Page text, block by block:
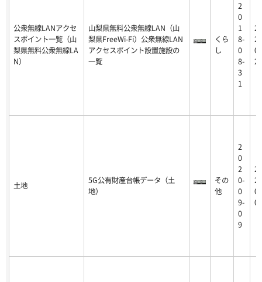
公衆無線LANアクセ
スポイント一覧（山
梨県無料公衆無線LA
N）
山梨県無料公衆無線LAN（山
梨県FreeWi-Fi）公衆無線LAN
アクセスポイント設置施設の
一覧
くら
し
2
0
1
8-
0
8-
3
1
20
28
土地
5G公有財産台帳データ（土
地）
その
他
2
0
2
0-
0
9-
0
9
20
09